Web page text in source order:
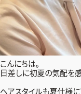
フ
そしてエク
こんにちは。
日差しに初夏の気配を
ヘアスタイルも夏仕様に